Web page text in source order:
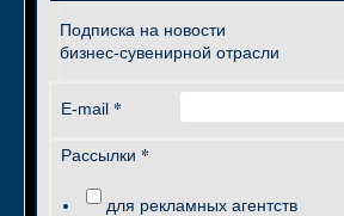
Подписка на новости
бизнес-сувенирной отрасли
E-mail *
Рассылки *
для рекламных агентств